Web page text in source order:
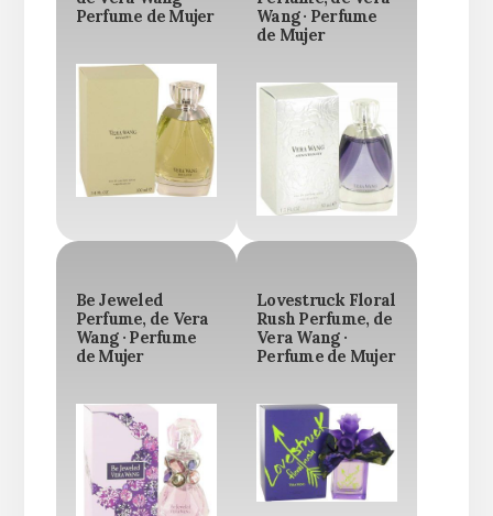
Perfume de Mujer
Wang · Perfume
de Mujer
Be Jeweled
Perfume, de Vera
Wang · Perfume
de Mujer
Lovestruck Floral
Rush Perfume, de
Vera Wang ·
Perfume de Mujer